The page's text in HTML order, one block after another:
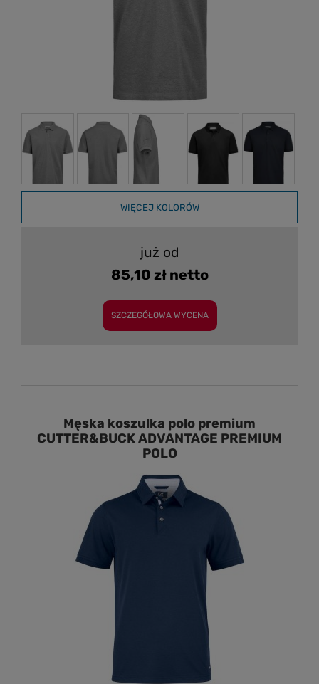
WIĘCEJ KOLORÓW
już od
85,10 zł netto
SZCZEGÓŁOWA WYCENA
Męska koszulka polo premium
CUTTER&BUCK ADVANTAGE PREMIUM
POLO